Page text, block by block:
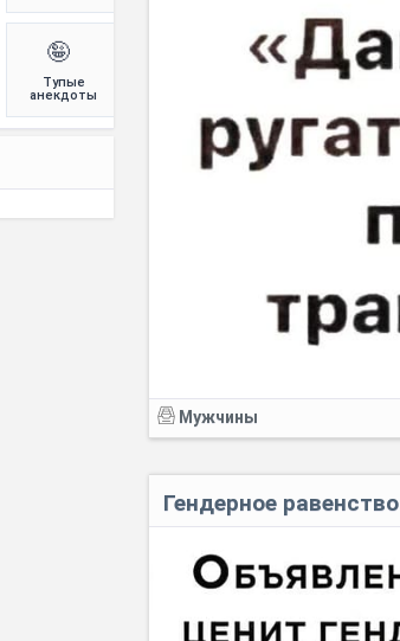
Мужчины
Гендерное равенство
🤪
Тупые
анекдоты